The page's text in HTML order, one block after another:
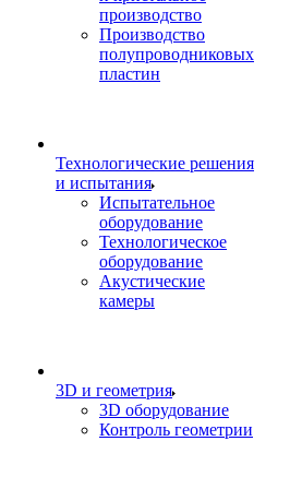
производство
Производство
полупроводниковых
пластин
Технологические решения
и испытания
Испытательное
оборудование
Технологическое
оборудование
Акустические
камеры
3D и геометрия
3D оборудование
Контроль геометрии